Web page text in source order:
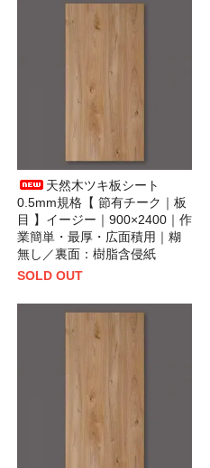
天然木ツキ板シート
0.5mm規格【 節有チーク｜板
目 】イージー｜900×2400｜作
業簡単・最厚・広面積用｜糊
無し／裏面：樹脂含侵紙
SOLD OUT